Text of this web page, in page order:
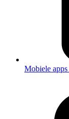
Mobiele apps